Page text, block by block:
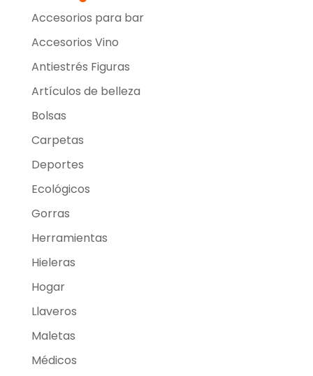
Accesorios para bar
Accesorios Vino
Antiestrés Figuras
Artículos de belleza
Bolsas
Carpetas
Deportes
Ecológicos
Gorras
Herramientas
Hieleras
Hogar
Llaveros
Maletas
Médicos